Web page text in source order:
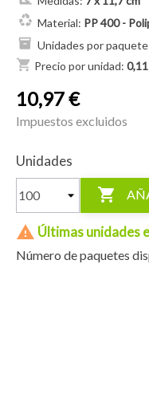
Material: PP 400 -
Unidades por
shopping_cart Precio por unidad:
10,97 €
Impuestos excluidos
Unidades

 Últimas unidades
Número de paquetes